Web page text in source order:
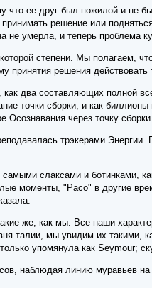
что ее друг был пожилой и не
решение или
умерла, и теперь проблема
степени. Мы полагаем,
решения действовать
два составляющих полной
точки сборки, и как
через точку сборки.
трэкерами Энергии.
слаксами и ботинками,
моменты, "Paco" в другие
же, как мы. Все наши
талии, мы увидим их такими,
упомянула как Seymour;
наблюдая линию муравьев